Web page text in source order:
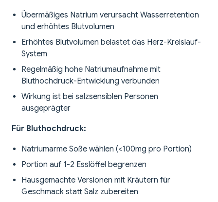
Übermäßiges Natrium verursacht Wasserretention
und erhöhtes Blutvolumen
Erhöhtes Blutvolumen belastet das Herz-Kreislauf-
System
Regelmäßig hohe Natriumaufnahme mit
Bluthochdruck-Entwicklung verbunden
Wirkung ist bei salzsensiblen Personen
ausgeprägter
Für Bluthochdruck:
Natriumarme Soße wählen (<100mg pro Portion)
Portion auf 1-2 Esslöffel begrenzen
Hausgemachte Versionen mit Kräutern für
Geschmack statt Salz zubereiten